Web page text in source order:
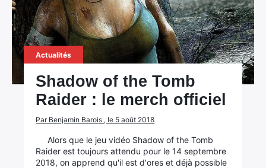
Actualités
Shadow of the Tomb
Raider : le merch officiel
Par Benjamin Barois , le 5 août 2018
Alors que le jeu vidéo Shadow of the Tomb
Raider est toujours attendu pour le 14 septembre
2018, on apprend qu'il est d'ores et déjà possible